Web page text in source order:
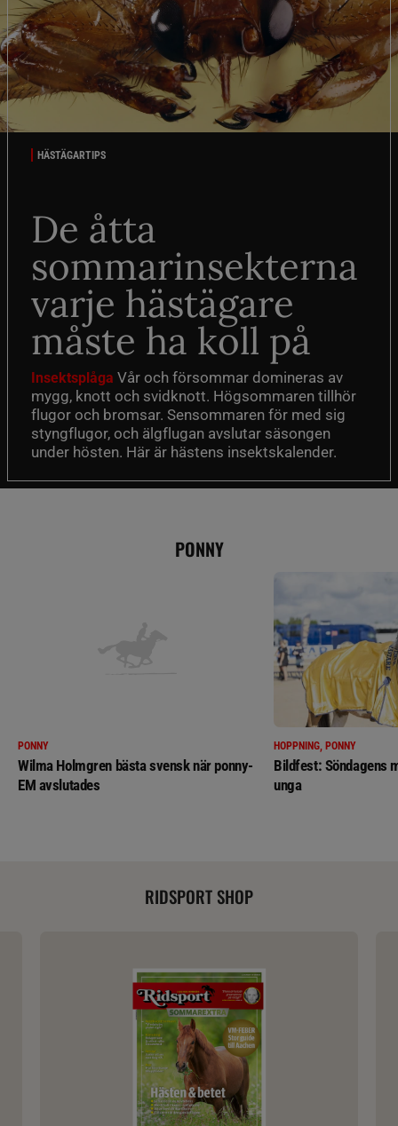
HÄSTÄGARTIPS
De åtta
sommarinsekterna
varje hästägare
måste ha koll på
Insektsplåga Vår och försommar domineras av
mygg, knott och svidknott. Högsommaren tillhör
flugor och bromsar. Sensommaren för med sig
styngflugor, och älgflugan avslutar säsongen
under hösten. Här är hästens insektskalender.
PONNY
PONNY
Wilma Holmgren bästa svensk när ponny-
EM avslutades
HOPPNING, PONNY
Bildfest: Söndagens
unga
RIDSPORT SHOP